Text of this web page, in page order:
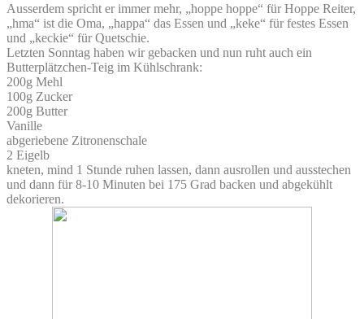
Ausserdem spricht er immer mehr, „hoppe hoppe“ für Hoppe Reiter,
„hma“ ist die Oma, „happa“ das Essen und „keke“ für festes Essen
und „keckie“ für Quetschie.
Letzten Sonntag haben wir gebacken und nun ruht auch ein
Butterplätzchen-Teig im Kühlschrank:
200g Mehl
100g Zucker
200g Butter
Vanille
abgeriebene Zitronenschale
2 Eigelb
kneten, mind 1 Stunde ruhen lassen, dann ausrollen und ausstechen
und dann für 8-10 Minuten bei 175 Grad backen und abgekühlt
dekorieren.